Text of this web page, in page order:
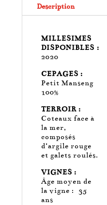
Description
MILLESIMES
DISPONIBLES :
2020
CEPAGES :
Petit Manseng
100%
TERROIR :
Coteaux face à
la mer,
composés
d’argile rouge
et galets roulés.
VIGNES :
Âge moyen de
la vigne : 35
ans